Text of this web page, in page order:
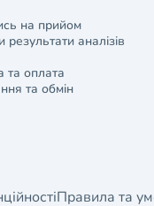
на прийом
результати аналізів
та оплата
та обмін
Правила та